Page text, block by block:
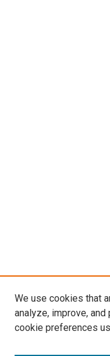
We use cookies that
analyze, improve,
cookie preferences